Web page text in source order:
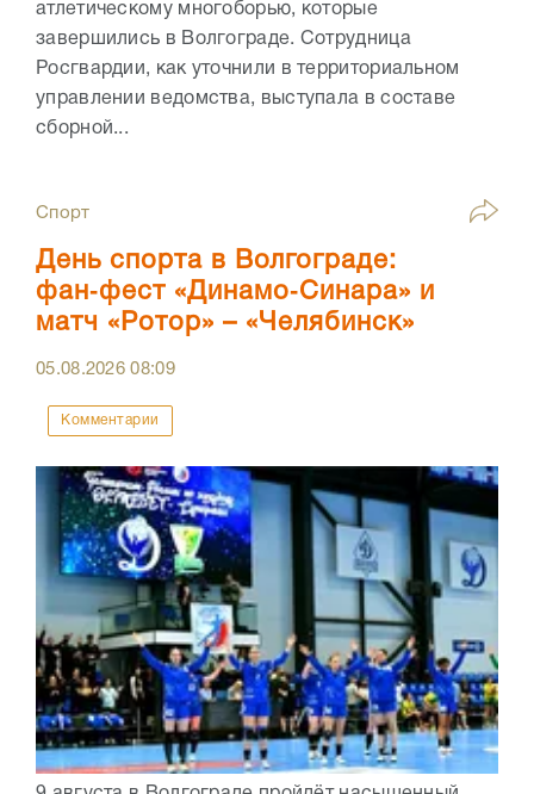
атлетическому многоборью, которые
завершились в Волгограде. Сотрудница
Росгвардии, как уточнили в территориальном
управлении ведомства, выступала в составе
сборной...
Спорт
День спорта в Волгограде:
фан‑фест «Динамо‑Синара» и
матч «Ротор» – «Челябинск»
05.08.202608:09
Комментарии